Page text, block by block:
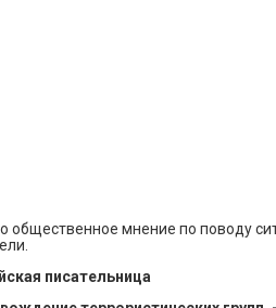
мнение по поводу
писательница